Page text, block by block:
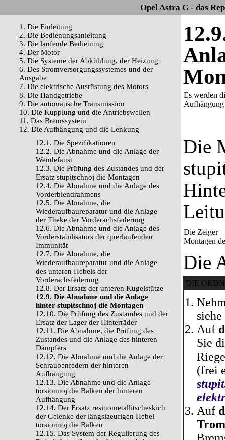
Opel Astra G - das
1. Die Einleitung
2. Die Bedienungsanleitung
3. Die laufende Bedienung
4. Der Motor
5. Die Systeme der Abkühlung, der Heizung
6. Des Stromversorgungssystemes und der
Ausgabe
7. Die elektrische Ausrüstung des Motors
8. Die Handgetriebe
9. Die automatische Transmission
10. Die Kupplung und die Antriebswellen
11. Das Bremssystem
12. Die Aufhängung und die Lenkung
12.1. Die Spezifikationen
12.2. Die Abnahme und die Anlage der
Wendefaust
12.3. Die Prüfung des Zustandes und der
Ersatz stupitschnoj die Montagen
12.4. Die Abnahme und die Anlage des
Vorderblendrahmens
12.5. Die Abnahme, die
Wiederaufbaureparatur und die Anlage
der Theke der Vorderachsfederung
12.6. Die Abnahme und die Anlage des
Vorderstabilisators der querlaufenden
Immunität
12.7. Die Abnahme, die
Wiederaufbaureparatur und die Anlage
des unteren Hebels der
Vorderachsfederung
12.8. Der Ersatz der unteren Kugelstütze
12.9. Die Abnahme und die Anlage
hinter stupitschnoj die Montagen
12.10. Die Prüfung des Zustandes und der
Ersatz der Lager der Hinterräder
12.11. Die Abnahme, die Prüfung des
Zustandes und die Anlage des hinteren
Dämpfers
12.12. Die Abnahme und die Anlage der
Schraubenfedern der hinteren
Aufhängung
12.13. Die Abnahme und die Anlage
torsionnoj die Balken der hinteren
Aufhängung
12.14. Der Ersatz resinometallitscheskich
der Gelenke der längslaeufigen Hebel
torsionnoj die Balken
12.15. Das System der Regulierung des
Es werden
Die
Die Zeiger
Montagen
Die
DIE
Auf
Sie
(frei
Auf